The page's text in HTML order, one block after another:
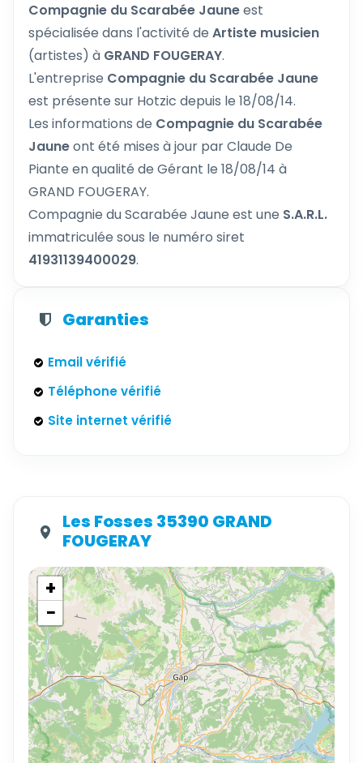
Compagnie du Scarabée Jauneest
spécialisée dans l'activité de Artiste musicien
(artistes) à GRAND FOUGERAY.
L'entreprise Compagnie du Scarabée Jaune
est présente sur Hotzic depuis le 18/08/14.
Les informations de Compagnie du Scarabée
Jauneont été mises à jour par Claude De
Piante en qualité de Gérant le 18/08/14 à
GRAND FOUGERAY.
Compagnie du Scarabée Jaune est une S.A.R.L.
immatriculée sous le numéro siret
41931139400029.
Garanties
Email vérifié
Téléphone vérifié
Site internet vérifié
Les Fosses 35390 GRAND
FOUGERAY
+
−